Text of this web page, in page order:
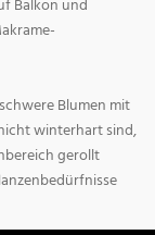
Balkon und
Blumen mit
winterhart sind,
gerollt